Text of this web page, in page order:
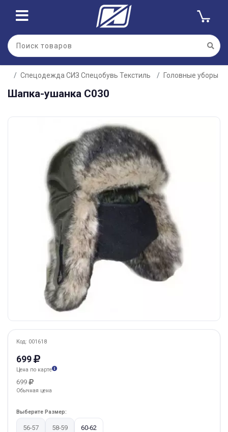
Спецодежда СИЗ Спецобувь Текстиль Головные уборы
Шапка-ушанка С030
Код: 001618
699
Цена по карте
699
Обычная цена
Выберите Размер:
56-57 58-59 60-62